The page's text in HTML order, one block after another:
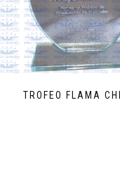
TROFEO FLAMA